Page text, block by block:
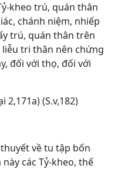
kheo trú, quán thân
chánh niệm, nhiếp
trú, quán thân trên
tri thân nên chứng
đối với thọ, đối với
2,171a) (S.v,182)
thuyết về tu tập bốn
các Tỷ-kheo, thế